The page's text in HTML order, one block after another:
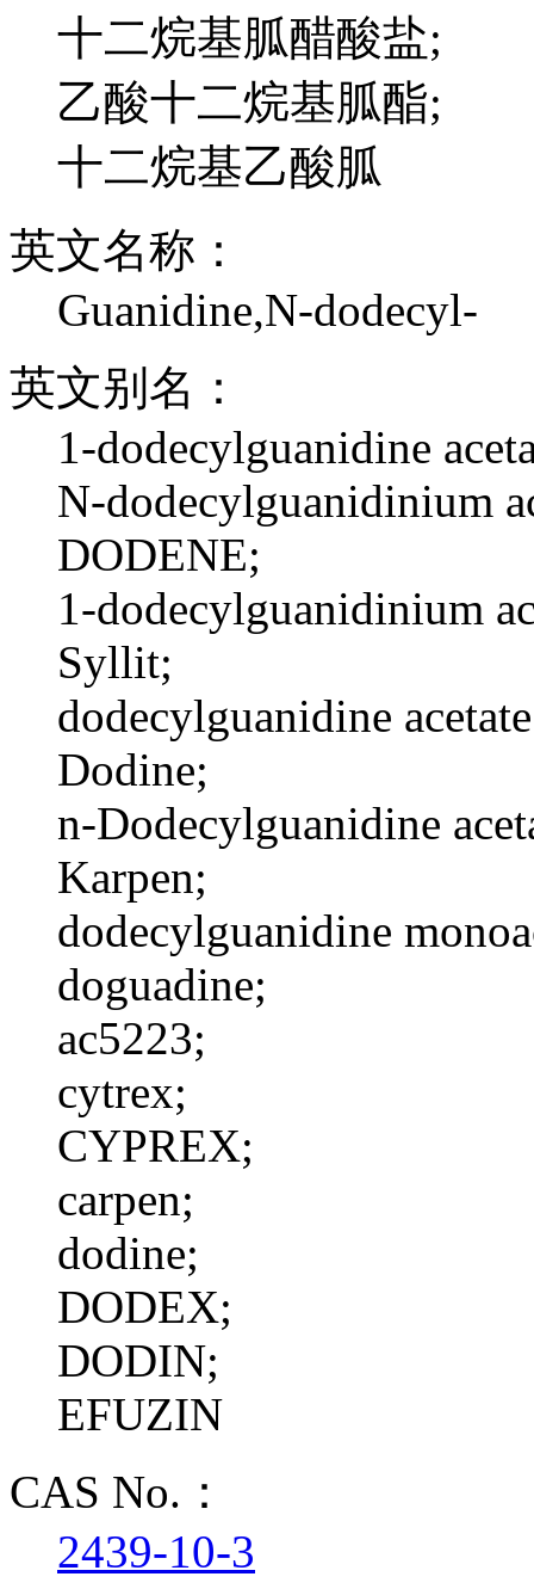
十二烷基胍醋酸盐;
乙酸十二烷基胍酯;
十二烷基乙酸胍
英文名称：
Guanidine,N-dodecyl-
英文别名：
1-dodecylguanidine
N-dodecylguanidinium
DODENE;
1-dodecylguanidinium
Syllit;
dodecylguanidine
Dodine;
n-Dodecylguanidine
Karpen;
dodecylguanidine
doguadine;
ac5223;
cytrex;
CYPREX;
carpen;
dodine;
DODEX;
DODIN;
EFUZIN
CAS No.：
2439-10-3